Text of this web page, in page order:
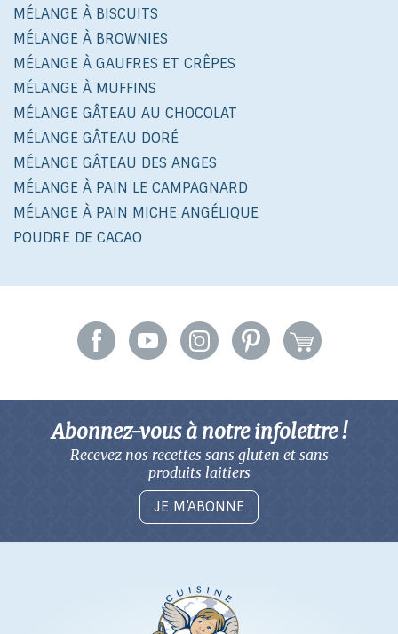
MÉLANGE À BISCUITS
MÉLANGE À BROWNIES
MÉLANGE À GAUFRES ET CRÊPES
MÉLANGE À MUFFINS
MÉLANGE GÂTEAU AU CHOCOLAT
MÉLANGE GÂTEAU DORÉ
MÉLANGE GÂTEAU DES ANGES
MÉLANGE À PAIN LE CAMPAGNARD
MÉLANGE À PAIN MICHE ANGÉLIQUE
POUDRE DE CACAO
Abonnez-vous à notre infolettre !
Recevez nos recettes sans gluten et sans
produits laitiers
JE M’ABONNE